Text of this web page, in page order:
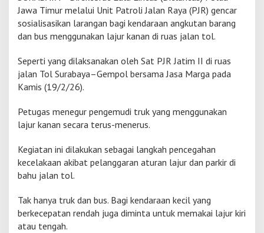
e
t
i
k
a
n
T
u
k
a
B
y
a
Jawa Timur melalui Unit Patroli Jalan Raya (PJR) gencar
sosialisasikan larangan bagi kendaraan angkutan barang
dan bus menggunakan lajur kanan di ruas jalan tol.
Seperti yang dilaksanakan oleh Sat PJR Jatim II di ruas
jalan Tol Surabaya–Gempol bersama Jasa Marga pada
Kamis (19/2/26).
Petugas menegur pengemudi truk yang menggunakan
lajur kanan secara terus-menerus.
Kegiatan ini dilakukan sebagai langkah pencegahan
kecelakaan akibat pelanggaran aturan lajur dan parkir di
bahu jalan tol.
Tak hanya truk dan bus. Bagi kendaraan kecil yang
berkecepatan rendah juga diminta untuk memakai lajur kiri
atau tengah.